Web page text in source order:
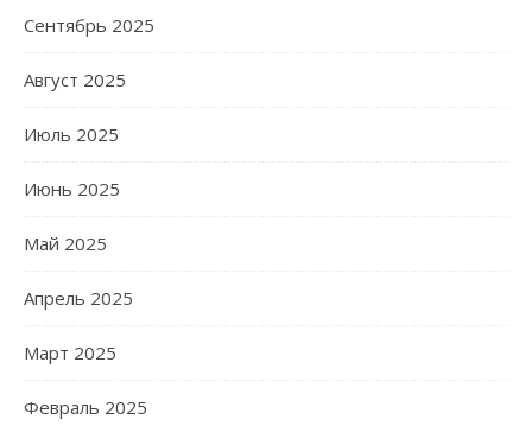
Сентябрь 2025
Август 2025
Июль 2025
Июнь 2025
Май 2025
Апрель 2025
Март 2025
Февраль 2025